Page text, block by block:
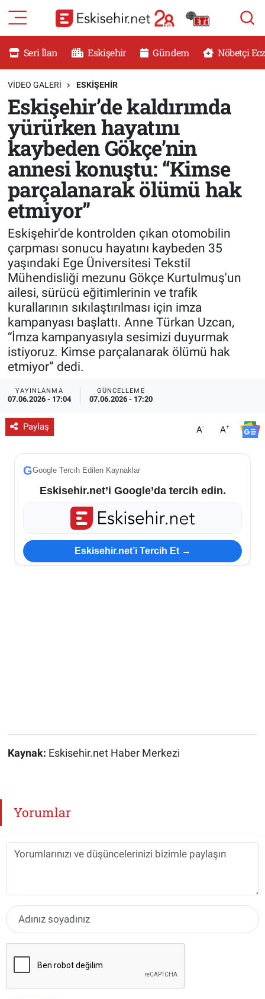
Seri İlan Eskişehir Gündem Nöbetçi
VIDEO GALERI ESKİŞEHİR
Eskişehir’de kaldırımda
yürürken hayatını
kaybeden Gökçe’nin
annesi konuştu: “Kimse
parçalanarak ölümü hak
etmiyor”
Eskişehir'de kontrolden çıkan otomobilin
çarpması sonucu hayatını kaybeden 35
yaşındaki Ege Üniversitesi Tekstil
Mühendisliği mezunu Gökçe Kurtulmuş'un
ailesi, sürücü eğitimlerinin ve trafik
kurallarının sıkılaştırılması için imza
kampanyası başlattı. Anne Türkan Uzcan,
“İmza kampanyasıyla sesimizi duyurmak
istiyoruz. Kimse parçalanarak ölümü hak
etmiyor” dedi.
YAYINLANMA
07.06.2026 - 17:04
GÜNCELLEME
07.06.2026 - 17:20
Paylaş A- A+
GGoogle Tercih Edilen Kaynaklar
Eskisehir.net’i Google’da tercih edin.
Eskisehir.net’i Tercih Et →
Kaynak: Eskisehir.net Haber Merkezi
Yorumlar
RESMİ İLANLAR
DÜNYA
SAĞLIK
MAGAZİN
KADIN
TEKNOLOJİ
YEMEK
ESKİŞEHİR NÖBETÇİ ECZANELER
Eskişehir Haber İçerikleri
Eskişehir Hava Durumu
Eskişehir Tramvay Saatleri
Eskişehir Otobüs Saatleri
Eskişehir Nöbetçi Eczaneler
Eskişehir Namaz Vakitleri
Eskişehir Trafik Yoğunluk Haritası
Süper Lig Puan Durumu ve Fikstür
Tüm Manşetler
Son Dakika Haberleri
Haber Arşivi